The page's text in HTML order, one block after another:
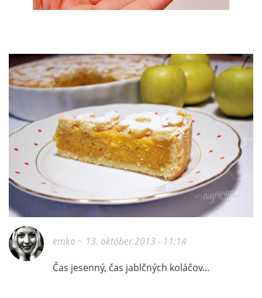
emko ~ 13. október 2013 - 11:14
Čas jesenný, čas jablčných koláčov...